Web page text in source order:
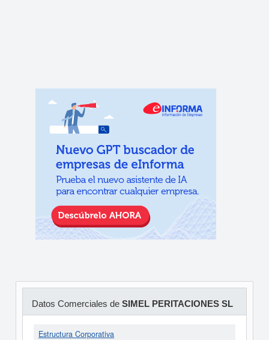
Datos Comerciales de SIMEL PERITACIONES SL
Estructura Corporativa